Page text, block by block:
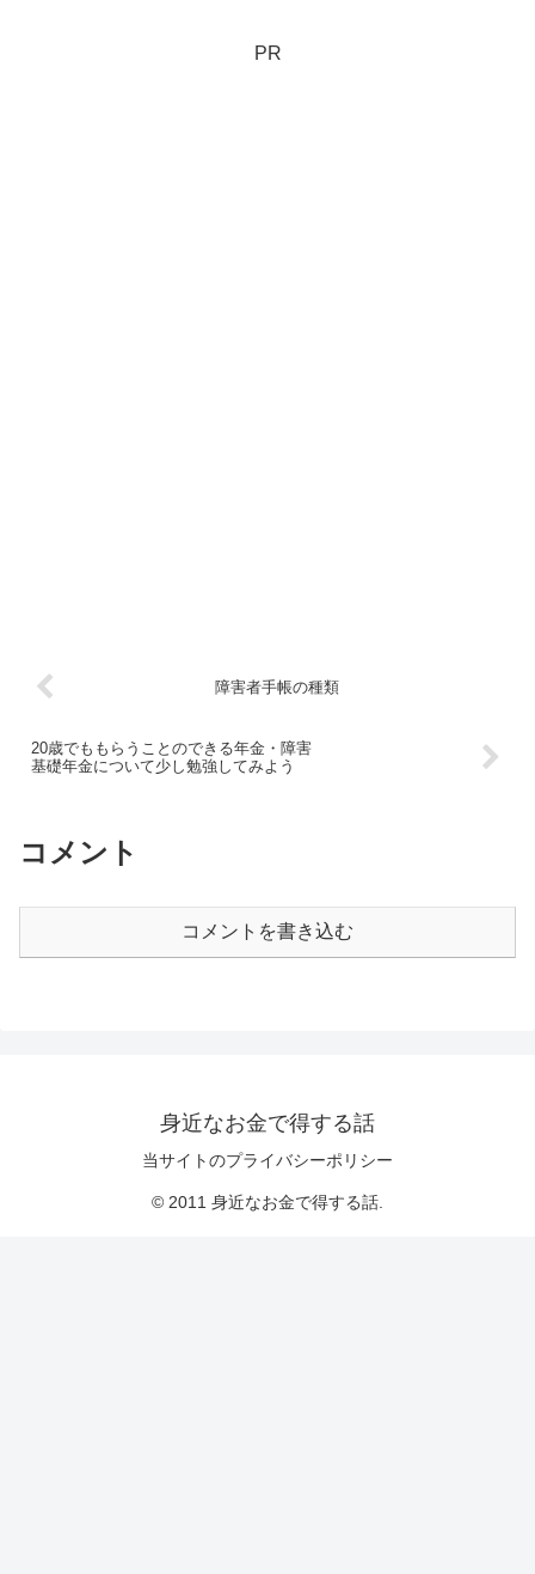
PR
障害者手帳の種類
20歳でももらうことのできる年金・障害
基礎年金について少し勉強してみよう
コメント
コメントを書き込む
身近なお金で得する話
当サイトのプライバシーポリシー
© 2011 身近なお金で得する話.